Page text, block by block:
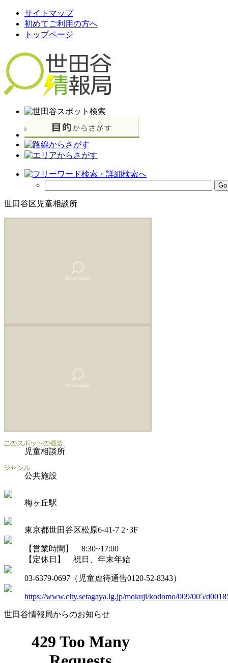
サイトマップ
初めてご利用の方へ
トップページ
世田谷区児童相談所
児童相談所
公共施設
梅ヶ丘駅
東京都世田谷区松原6-41-7 2･3F
【営業時間】 8:30~17:00
【定休日】 祝日、年末年始
03-6379-0697（児童虐待通告0120-52-8343）
https://www.city.setagaya.lg.jp/mokuji/kodomo/009/005/
世田谷情報局からのお知らせ